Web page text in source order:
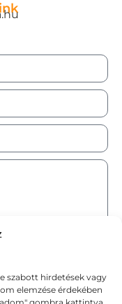
szabott hirdetések vagy
elemzése érdekében
TÁJÉKOZTATÓT.